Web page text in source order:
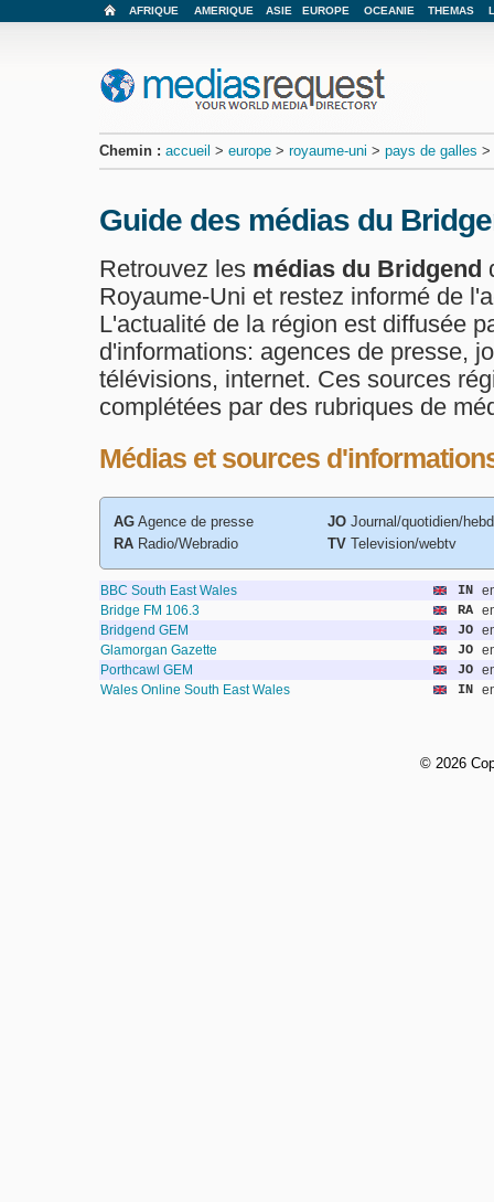
AFRIQUE AMERIQUE ASIE EUROPE OCEANIE THEMAS
Chemin : accueil > europe > royaume-uni > pays de galles >
Guide des médias du
Retrouvez les médias du Bridgend
Royaume-Uni et restez informé de
L'actualité de la région est diffusée
d'informations: agences de presse,
télévisions, internet. Ces sources
complétées par des rubriques de
Médias et sources
AG Agence de presse
RA Radio/Webradio
JO Journal/quotidien/
TV Television/webtv
BBC South East Wales IN
Bridge FM 106.3
RA
Bridgend GEM
JO
Glamorgan Gazette
JO
Porthcawl GEM
JO
Wales Online South East Wales
IN
© 2026